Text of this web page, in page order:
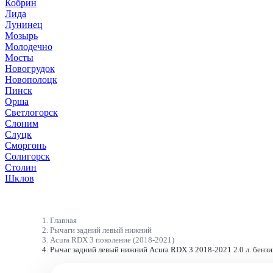
Кобрин
Лида
Лунинец
Мозырь
Молодечно
Мосты
Новогрудок
Новополоцк
Пинск
Орша
Светлогорск
Слоним
Слуцк
Сморгонь
Солигорск
Столин
Шклов
Главная
Рычаги задний левый нижний
Acura RDX 3 поколение (2018-2021)
Рычаг задний левый нижний Acura RDX 3 2018-2021 2.0 л.